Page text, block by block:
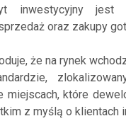
inwestycyjny jest
oraz zakupy
że na rynek
miejscach, które
z myślą o klientach